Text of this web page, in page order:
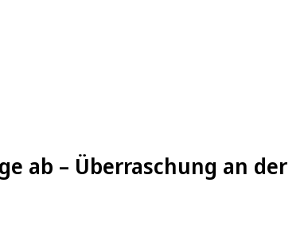
ab – Überraschung an der